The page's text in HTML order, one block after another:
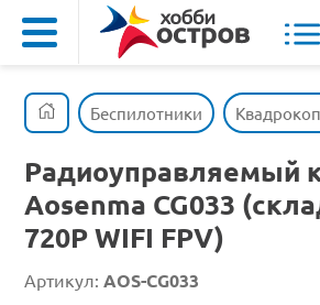
Беспилотники
Радиоуправляемый
Aosenma CG033
720P WIFI FPV)
Артикул: AOS-CG033